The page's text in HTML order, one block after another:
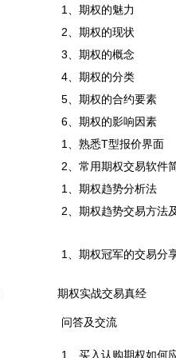
1、期权的魅力
2、期权的现状
3、期权的概念
4、期权的分类
5、期权的合约要素
6、期权的影响因素
1、熟悉T型报价界面
2、常用期权交易软件
1、期权趋势分析法
2、期权趋势交易方法
1、期权冠军的交易分
期权实战交易真经
问答及交流
1、买入认购期权如何